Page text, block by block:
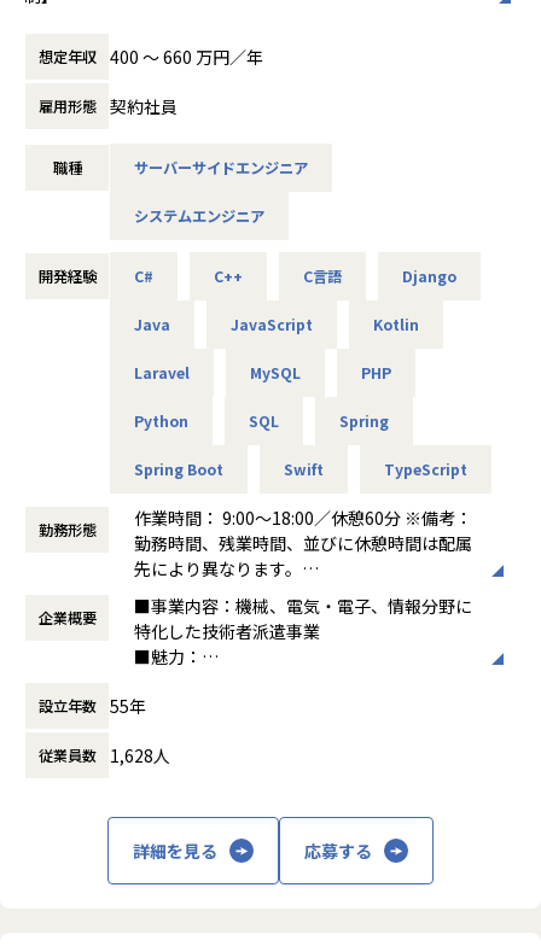
計
・Webアプリケーションのパフォーマンス改善
【キャリアパス】
キャリアパスがございます。
### マネージャー業務
・事業戦略と連携したプロダクトロードマップの策定
・各メンバーのマネジメント（1on1を通したメンタリング、
上記プレーヤー業務に加えて、
・新規アプリケーションの技術選定
・ミドルウェアやクラウドサービス、ライブラリの変化に伴
う、製品アーキテクチャの継続的な最適化やリファクタリン
グ
・部署横断でメンバーの技術力を高める教育活動
【環境】
9割程度リモート勤務
開発プロセスとしては、以下の2パターンあります。
１．AT部門で企画を立ち上げ0から1を目指すケース
２．別のエンジニア部門からのニーズを受けてMVP（最小限
■業務内容：システム・アプリや制御組込の設計開発業務を
お任せします。
【雇入れ直後：甲の指定する業務内容で、別途就業条件明示
書で明示する。】
《業務例》
・産業ロボット向けWebUIの開発
・電車・飛行機・自動車など向け訓練用シミュレーターのア
・在庫管理システム開発
自動車：自動運転の制御ソフト・画像認識処理ソフト設計／
情報通信機器：家庭用ゲーム機器組み込み制御開発
産業機械：産業用ロボットアプリ開発
■契約社員の給与補足
賃金形態：時給制 ※給与の欄に＜月給制＞と記載があります
想定年収400～660万
時給内訳：基本給1,230円+派遣手当870～2,220円
【業務内容変更の範囲：会社の定める業務】
想定年収 400 〜 660 万円／年
雇用形態 契約社員
職種 サーバーサイドエンジニア
システムエンジニア
開発経験 C# C++ C言語 Django
Java JavaScript Kotlin
Laravel MySQL PHP
Python SQL Spring
Spring Boot Swift TypeScript
勤務形態
作業時間： 9:00〜18:00／休憩60分 ※備考：
勤務時間、残業時間、並びに休憩時間は配属
先により異なります。
働き方：
固定時間制（9時～18時、10時～19
時など）
時間外労働の有無： 有（月平均12.9時間）
休憩時間： 60分
企業概要
■事業内容：機械、電気・電子、情報分野に
特化した技術者派遣事業
■魅力：
す。
計開発に特化し、技術者派遣業界の老舗企業
長年取引を続けるお客さまも多く、現在も大
手企業を中心に約300社から高い評価と信頼
を得ています。
設立年数 55年
従業員数 1,628人
詳細を見る 応募する